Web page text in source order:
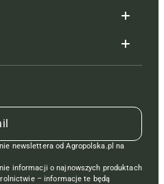
newslettera od Agropolska.pl na
informacji o najnowszych produktach
– informacje te będą